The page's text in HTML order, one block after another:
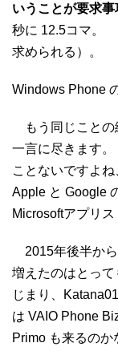
いうことが要求事
秒に 12.5コマ。
求められる）。
Windows Phone
もう同じことの
一言に尽きます
ことないですよね
Apple と Google
Microsoftアプリ
2015年後半から
増えたのはとっ
じまり、
は VAIO Phone
Primo も来るの